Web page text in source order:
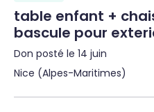
table enfant +
bascule pour
Don posté le 14 juin
Nice (Alpes-Maritimes)